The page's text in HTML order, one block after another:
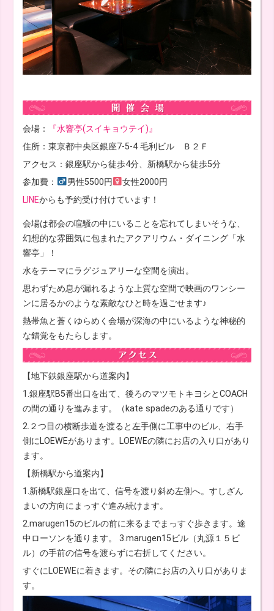
会場：
『水響亭(スイキョウテイ)』
住所：東京都中央区銀座7-5-4 毛利ビル Ｂ２Ｆ
アクセス：銀座駅から徒歩4分、新橋駅から徒歩5分
参加費：
男性5500円
女性2000円
LINEからも予約受け付けています！
会場は都会の喧騒の中にいることを忘れてしまいそうな、
幻想的な雰囲気に包まれたアクアリウム・ダイニング「水
響亭」！
水をテーマにラグジュアリーな空間を演出。
思わずため息が漏れるような上質な空間で映画のワンシー
ンに居るかのような素敵なひと時を過ごせます♪
熱帯魚と蒼くゆらめく会場が深海の中にいるような神秘的
な錯覚をもたらします。
【地下鉄銀座駅から道案内】
1.銀座駅B5番出口を出て、後ろのマツモトキヨシとCOACH
の間の通りを進みます。（kate spadeのある通りです）
2.２つ目の横断歩道を渡ると左手側に工事中のビル、右手
側にLOEWEがあります。LOEWEの隣にお店の入り口があり
ます。
【新橋駅から道案内】
1.新橋駅銀座口を出て、信号を渡り斜め左側へ。すしざん
まいの方向にまっすぐ進み続けます。
2.marugen15のビルの前に来るまでまっすぐ歩きます。途
中ローソンを通ります。 3.marugen15ビル（丸源１５ビ
ル）の手前の信号を渡らずに右折してください。
すぐにLOEWEに着きます。その隣にお店の入り口がありま
す。